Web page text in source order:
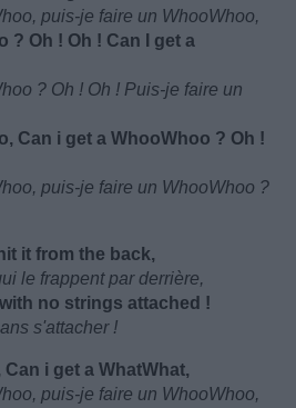
puis-je faire un WhooWhoo,
? Oh ! Oh ! Can I get a
? Oh ! Oh ! Puis-je faire un
Can i get a WhooWhoo ? Oh !
puis-je faire un WhooWhoo ?
it from the back,
le frappent par derrière,
no strings attached !
s'attacher !
i get a WhatWhat,
puis-je faire un WhooWhoo,